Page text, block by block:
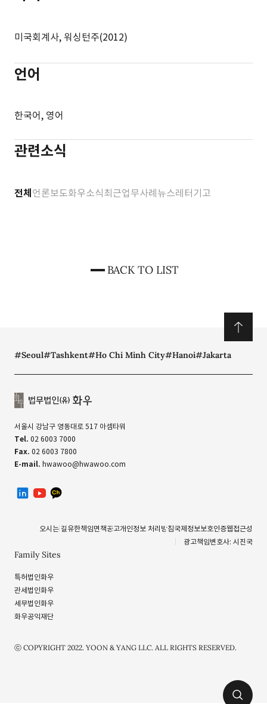
미국회계사, 워싱턴주(2012)
언어
한국어, 영어
관련소식
전체 언론보도화우소식최근업무사례 뉴스레터 기고
BACK TO LIST
#Seoul#Tashkent#Ho Chi Minh City#Hanoi#Jakarta
서울시 강남구 영동대로 517 아셈타워
Tel. 02 6003 7000
Fax. 02 6003 7800
E-mail. hwawoo@hwawoo.com
Family Sites
특허법인화우
관세법인화우
세무법인화우
화우공익재단
오시는 길 유한책임면책공고개인정보 처리방침국제정보보호인증웹접근성
광고책임변호사: 시진국
ⓒ COPYRIGHT 2022. YOON & YANG LLC. ALL RIGHTS RESERVED.